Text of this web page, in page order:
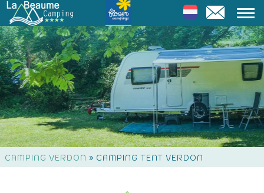
CAMPING VERDON » CAMPING TENT VERDON